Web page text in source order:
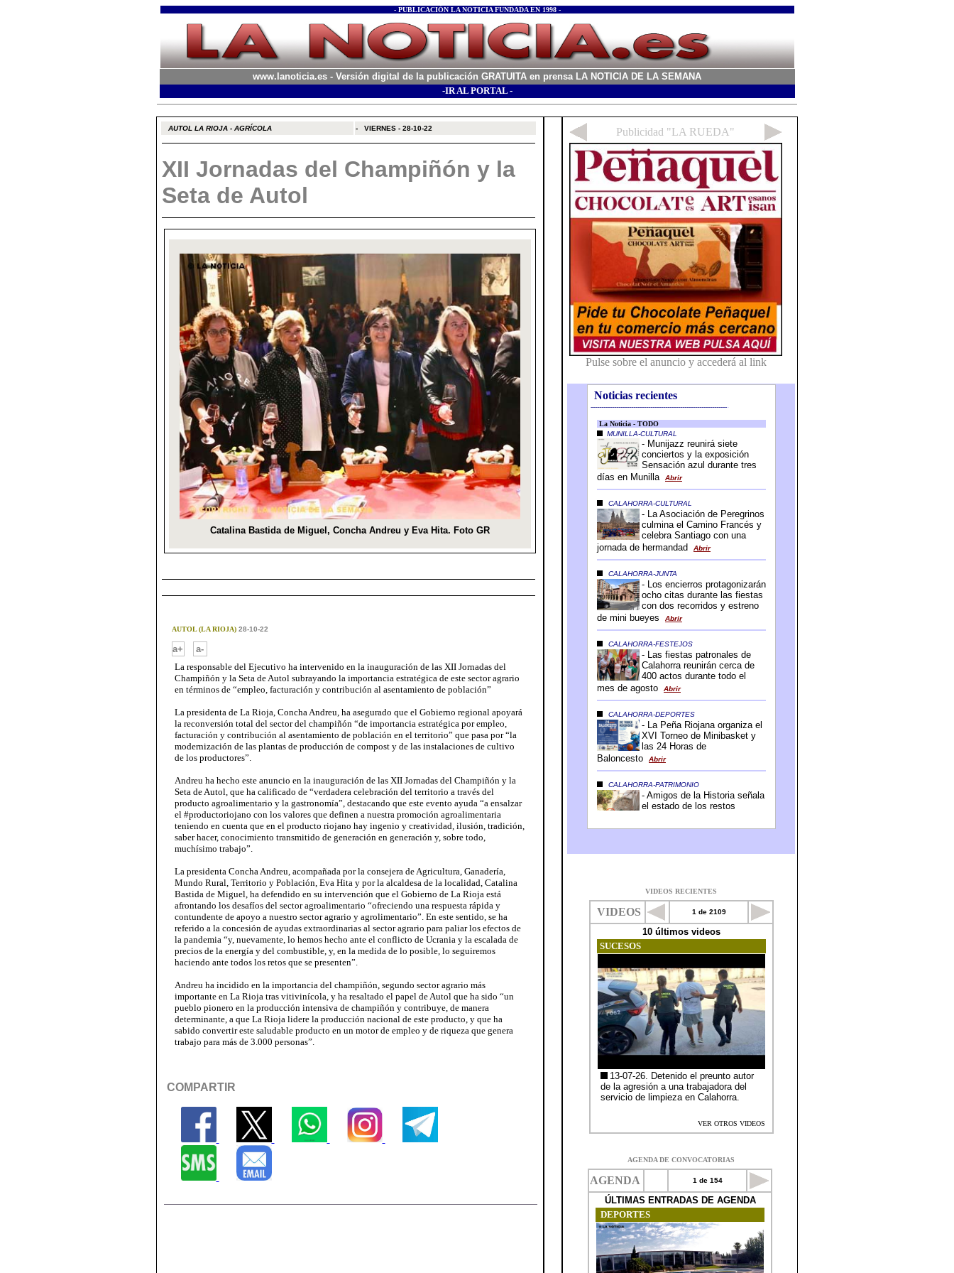
- PUBLICACIÓN LA NOTICIA FUNDADA EN 1998 -
www.lanoticia.es - Versión digital de la publicación GRATUITA en prensa LA NOTICIA DE LA SEMANA
-IR AL PORTAL -
AUTOL LA RIOJA - AGRÍCOLA - VIERNES - 28-10-22
XII Jornadas del Champiñón y la
Seta de Autol
AUTOL (LA RIOJA)28-10-22
a+
a-
La responsable del Ejecutivo ha intervenido en la inauguración de las XII Jornadas del
Champiñón y la Seta de Autol subrayando la importancia estratégica de este sector agrario
en términos de “empleo, facturación y contribución al asentamiento de población”
La presidenta de La Rioja, Concha Andreu, ha asegurado que el Gobierno regional apoyará
la reconversión total del sector del champiñón “de importancia estratégica por empleo,
facturación y contribución al asentamiento de población en el territorio” que pasa por “la
modernización de las plantas de producción de compost y de las instalaciones de cultivo
de los productores”.
Andreu ha hecho este anuncio en la inauguración de las XII Jornadas del Champiñón y la
Seta de Autol, que ha calificado de “verdadera celebración del territorio a través del
producto agroalimentario y la gastronomía”, destacando que este evento ayuda “a ensalzar
el #productoriojano con los valores que definen a nuestra promoción agroalimentaria
teniendo en cuenta que en el producto riojano hay ingenio y creatividad, ilusión, tradición,
saber hacer, conocimiento transmitido de generación en generación y, sobre todo,
muchísimo trabajo”.
La presidenta Concha Andreu, acompañada por la consejera de Agricultura, Ganadería,
Mundo Rural, Territorio y Población, Eva Hita y por la alcaldesa de la localidad, Catalina
Bastida de Miguel, ha defendido en su intervención que el Gobierno de La Rioja está
afrontando los desafíos del sector agroalimentario “ofreciendo una respuesta rápida y
contundente de apoyo a nuestro sector agrario y agrolimentario”. En este sentido, se ha
referido a la concesión de ayudas extraordinarias al sector agrario para paliar los efectos de
la pandemia “y, nuevamente, lo hemos hecho ante el conflicto de Ucrania y la escalada de
precios de la energía y del combustible, y, en la medida de lo posible, lo seguiremos
haciendo ante todos los retos que se presenten”.
Andreu ha incidido en la importancia del champiñón, segundo sector agrario más
importante en La Rioja tras vitivinícola, y ha resaltado el papel de Autol que ha sido “un
pueblo pionero en la producción intensiva de champiñón y contribuye, de manera
determinante, a que La Rioja lidere la producción nacional de este producto, y que ha
sabido convertir este saludable producto en un motor de empleo y de riqueza que genera
trabajo para más de 3.000 personas”.
COMPARTIR
Noticias recientes
-----------------------------------------------------------------
VIDEOS RECIENTES
AGENDA DE CONVOCATORIAS